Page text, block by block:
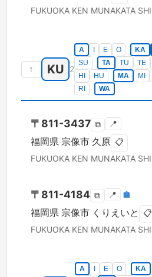
FUKUOKA KEN MUNAKATA SHI
↑ KU 2
A E O KA
SU
TA TU TE
HI
HU MA MI
RI
WA
〒 811-3437 ⧉ 📍
福岡県 宗像市 久原 📋
FUKUOKA KEN MUNAKATA SHI
〒 811-4184 ⧉ 📍 🏣
福岡県 宗像市 くりえいと 📋
FUKUOKA KEN MUNAKATA SHI
A E O KA